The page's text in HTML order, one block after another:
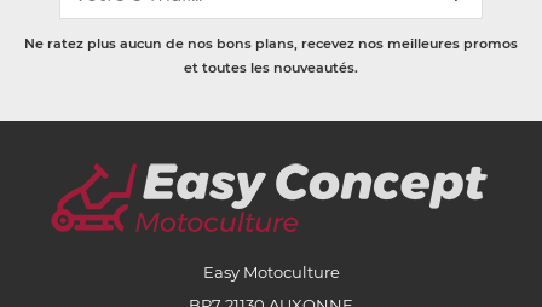
Ne ratez plus aucun de nos bons plans, recevez nos meilleures promos
et toutes les nouveautés.
Easy Motoculture